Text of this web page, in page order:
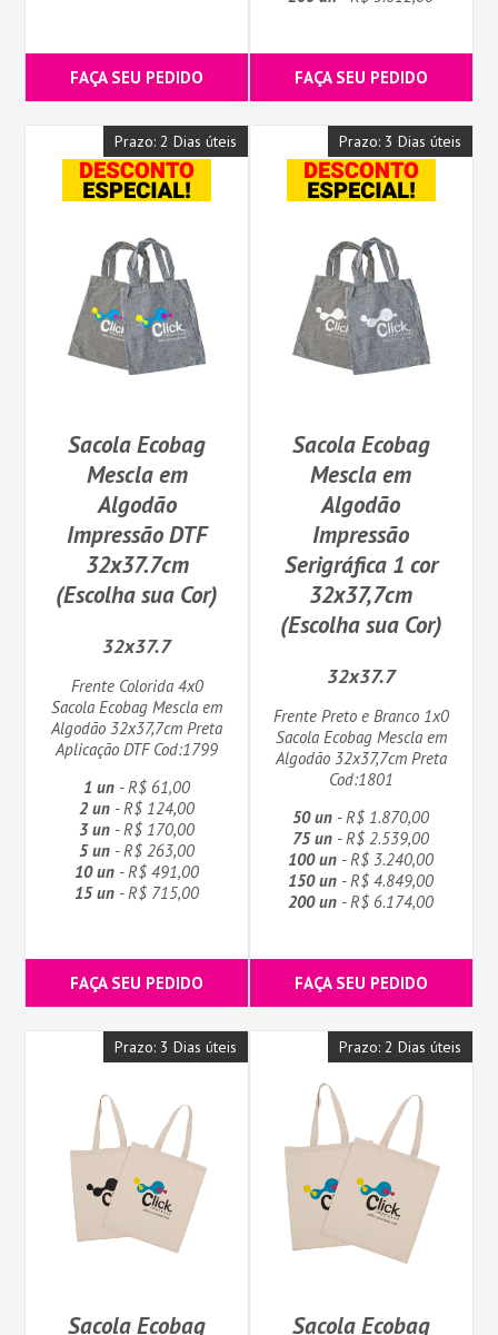
FAÇA SEU PEDIDO FAÇA SEU PEDIDO
Prazo: 2 Dias úteis
Sacola Ecobag
Mescla em
Algodão
Impressão DTF
32x37.7cm
(Escolha sua Cor)
32x37.7
Frente Colorida 4x0
Sacola Ecobag Mescla em
Algodão 32x37,7cm Preta
Aplicação DTF Cod:1799
1 un - R$ 61,00
2 un - R$ 124,00
3 un - R$ 170,00
5 un - R$ 263,00
10 un - R$ 491,00
15 un - R$ 715,00
FAÇA SEU PEDIDO
Prazo: 3 Dias úteis
Sacola Ecobag
Mescla em
Algodão
Impressão
Serigráfica 1 cor
32x37,7cm
(Escolha sua Cor)
32x37.7
Frente Preto e Branco 1x0
Sacola Ecobag Mescla em
Algodão 32x37,7cm Preta
Cod:1801
50 un - R$ 1.870,00
75 un - R$ 2.539,00
100 un - R$ 3.240,00
150 un - R$ 4.849,00
200 un - R$ 6.174,00
FAÇA SEU PEDIDO
Prazo: 3 Dias úteis
Sacola Ecobag
Prazo: 2 Dias úteis
Sacola Ecobag